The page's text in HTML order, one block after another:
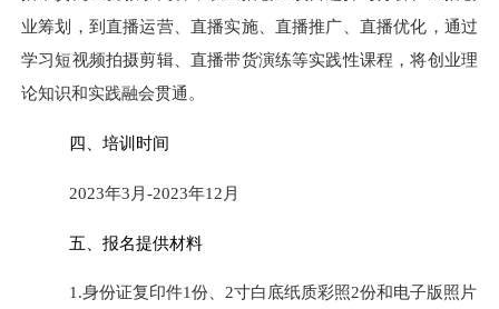
业筹划，到直播运营、直播实施、直播推广、直播优化，通过
学习短视频拍摄剪辑、直播带货演练等实践性课程，将创业理
论知识和实践融会贯通。
四、培训时间
2023年3 月-2023年12 月
五、报名提供材料
1.身份证复印件1份、 2寸白底纸质彩照2份和电子版照片